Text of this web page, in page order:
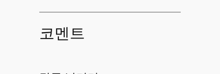
코멘트